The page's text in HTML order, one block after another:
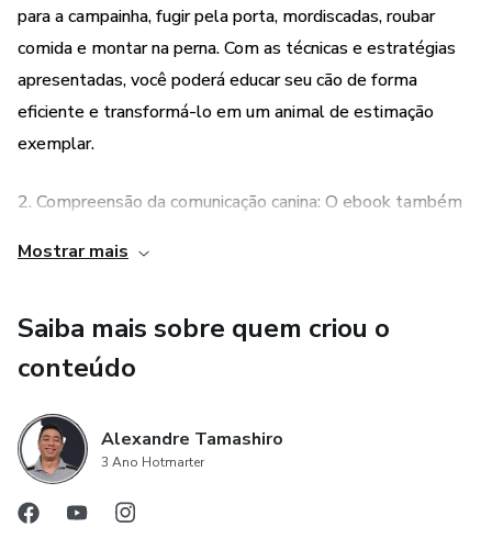
para a campainha, fugir pela porta, mordiscadas, roubar
comida e montar na perna. Com as técnicas e estratégias
apresentadas, você poderá educar seu cão de forma
eficiente e transformá-lo em um animal de estimação
exemplar.
2. Compreensão da comunicação canina: O ebook também
comunicam. Ao compreender a linguagem corporal, os
poderá estabelecer uma relação mais harmoniosa e
satisfatória com seu animal de estimação. Isso será útil
diversas situações do dia a dia.
3. Conteúdo completo e abrangente: O ebook "Cão
Extraordinário - Recebendo Visitas em Casa" oferece um
Mostrar mais
Saiba mais sobre quem criou o
conteúdo
Alexandre Tamashiro
3 Ano Hotmarter